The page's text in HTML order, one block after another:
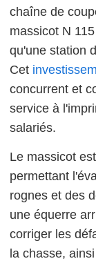
chaîne de
massicot N
qu'une station
Cet
concurrent et
service à
salariés.
Le massicot
permettant
rognes et des
une équerre
corriger les
la chasse,